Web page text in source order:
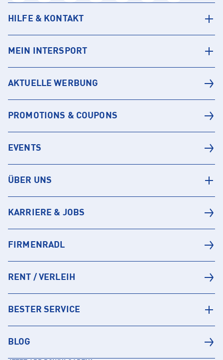
HILFE & KONTAKT
MEIN INTERSPORT
AKTUELLE WERBUNG
PROMOTIONS & COUPONS
EVENTS
ÜBER UNS
KARRIERE & JOBS
FIRMENRADL
RENT / VERLEIH
BESTER SERVICE
BLOG